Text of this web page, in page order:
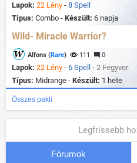
Lapok: 22 Lény - 8 Spell
Típus: Combo - Készült: 6 napja
Wild- Miracle Warrior?
Alfons (Rare) 111 0
Lapok: 22 Lény - 6 Spell - 2 Fegyver
Típus: Midrange - Készült: 1 hete
Összes pakli
Legfrissebb
Fórumok